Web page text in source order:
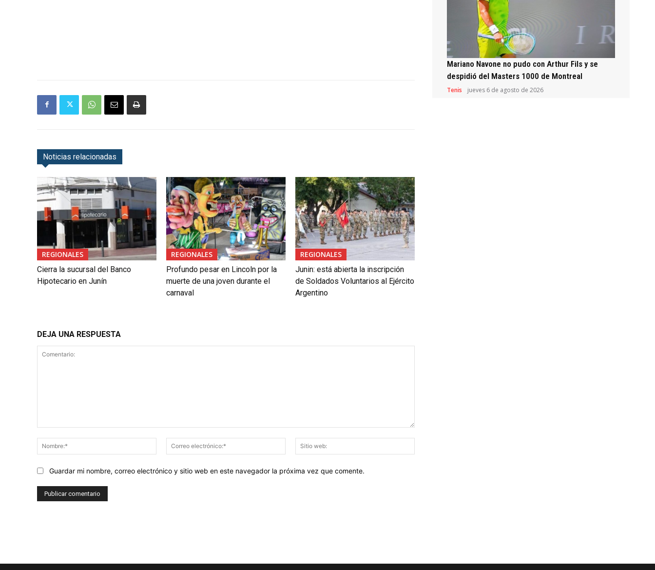
Noticias relacionadas
REGIONALES
Cierra la sucursal del Banco
Hipotecario en Junín
REGIONALES
Profundo pesar en Lincoln por la
muerte de una joven durante el
carnaval
REGIONALES
Junin: está abierta la inscripción
de Soldados Voluntarios al Ejército
Argentino
DEJA UNA RESPUESTA
Nombre:*
Correo
electrónico:*
web:
Guardar mi nombre, correo electrónico y sitio web en este navegador la próxima vez que comente.
Mariano Navone no pudo con Arthur Fils y se
despidió del Masters 1000 de Montreal
Tenis jueves 6 de agosto de 2026